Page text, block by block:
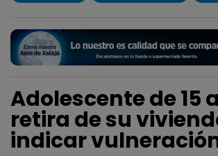
Adolescente de 15
retira de su
indicar